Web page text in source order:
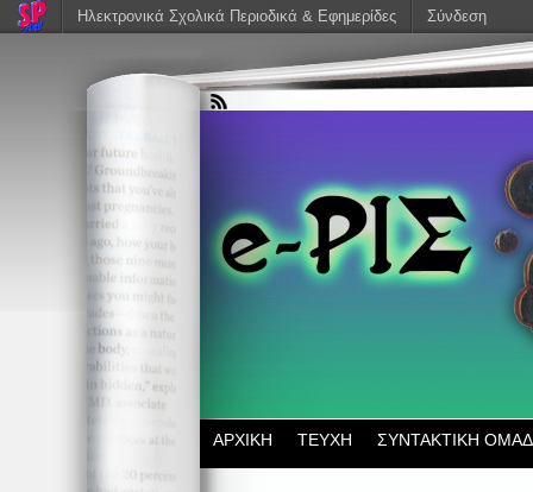
ΑΡΧΙΚΗ ΤΕΥΧΗ ΣΥΝΤΑΚΤΙΚΗ
Ηλεκτρονικά Σχολικά Περιοδικά & Εφημερίδες Σύνδεση